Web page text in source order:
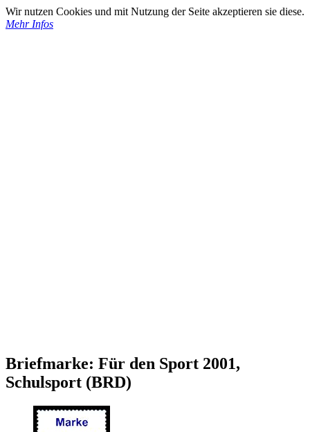
Wir nutzen Cookies und mit Nutzung der Seite akzeptieren sie diese.
Mehr Infos
Briefmarke: Für den Sport 2001,
Schulsport (BRD)